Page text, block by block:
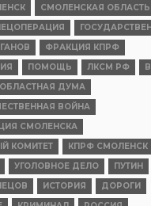
СМОЛЕНСКАЯ ОБЛАСТЬ
ФРАКЦИЯ КПРФ
ПОМОЩЬ ЛКСМ РФ
ДУМА
ВОЙНА
СМОЛЕНСКА
КОМИТЕТ
КПРФ СМОЛЕНСК
УГОЛОВНОЕ ДЕЛО
ПУТИН
ИСТОРИЯ
ДОРОГИ